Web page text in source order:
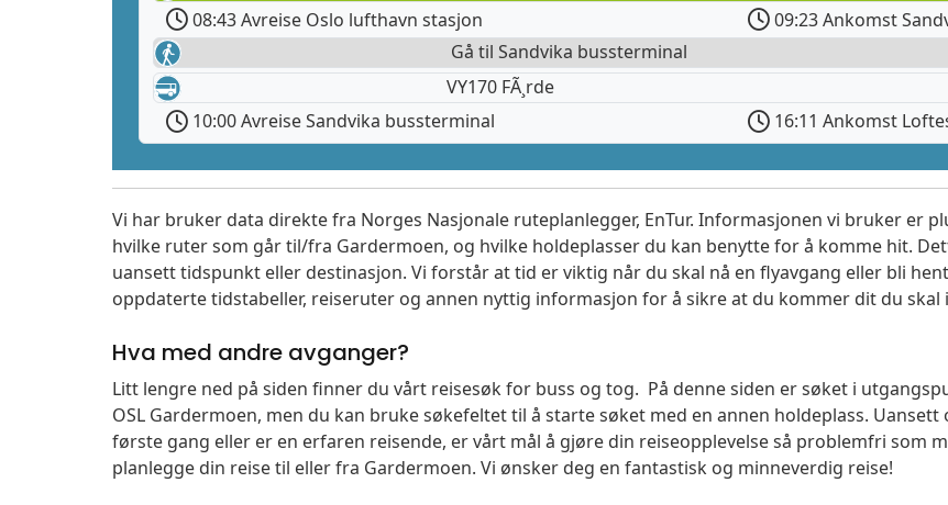
08:43 Avreise Oslo lufthavn stasjon
09:23 Ankomst
Gå til Sandvika bussterminal
VY170 FÃ¸rde
10:00 Avreise Sandvika bussterminal
16:11 Ankomst
Vi har bruker data direkte fra Norges Nasjonale ruteplanlegger, EnTur. Informasjonen vi bruker er
hvilke ruter som går til/fra Gardermoen, og hvilke holdeplasser du kan benytte for å komme hit.
uansett tidspunkt eller destinasjon. Vi forstår at tid er viktig når du skal nå en flyavgang eller bli
oppdaterte tidstabeller, reiseruter og annen nyttig informasjon for å sikre at du kommer dit du skal
Hva med andre avganger?
Litt lengre ned på siden finner du vårt reisesøk for buss og tog. På denne siden er søket i
OSL Gardermoen, men du kan bruke søkefeltet til å starte søket med en annen holdeplass.
første gang eller er en erfaren reisende, er vårt mål å gjøre din reiseopplevelse så problemfri som
planlegge din reise til eller fra Gardermoen. Vi ønsker deg en fantastisk og minneverdig reise!